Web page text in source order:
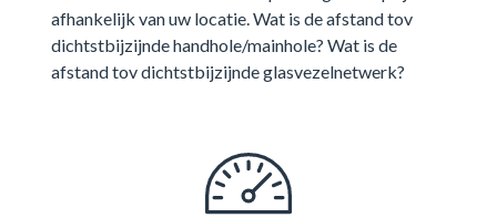
afhankelijk van uw locatie. Wat is de afstand tov
dichtstbijzijnde handhole/mainhole? Wat is de
afstand tov dichtstbijzijnde glasvezelnetwerk?